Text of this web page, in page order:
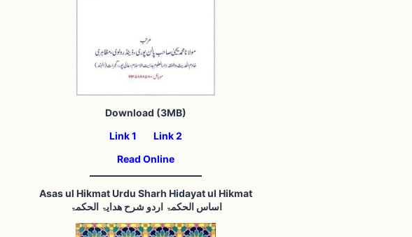
Download (3MB)
Link 1
Link 2
Read Online
Asas ul Hikmat Urdu Sharh Hidayat ul Hikmat
اساس الحکمۃ اردو شرح ھدایۃ الحکمۃ